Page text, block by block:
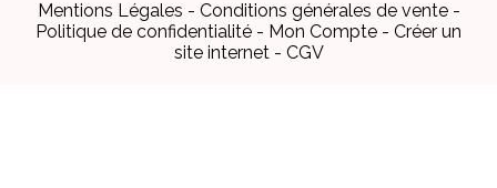
Mentions Légales
Conditions générales de vente
Politique de confidentialité
Mon Compte
Créer un
site internet
CGV